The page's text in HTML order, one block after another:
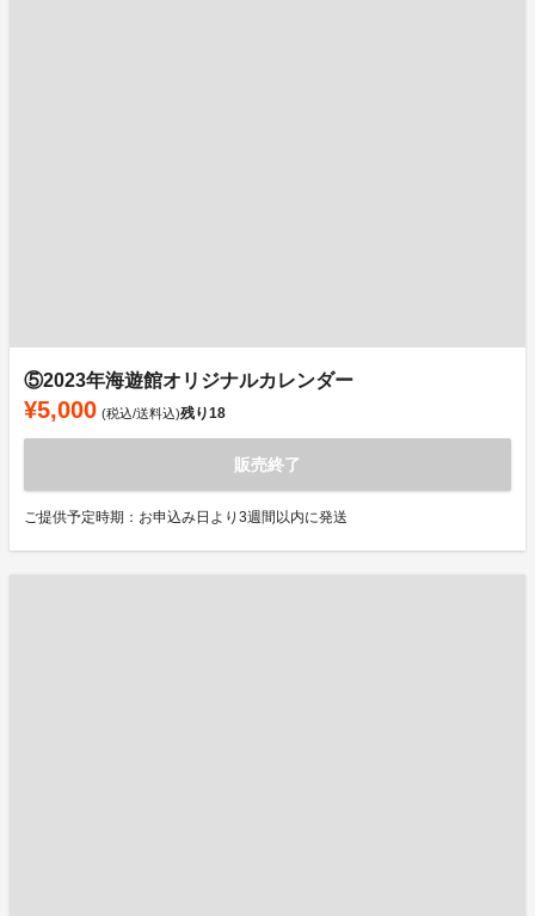
⑤2023年海遊館オリジナルカレンダー
¥5,000 (税込/送料込)残り18
販売終了
ご提供予定時期：お申込み日より3週間以内に発送